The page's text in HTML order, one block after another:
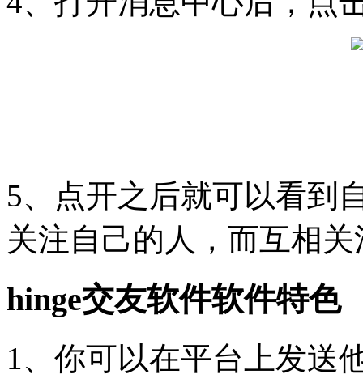
5、点开之后就可以看到
关注自己的人，而互相
hinge交友软件软件特色
1、你可以在平台上发送